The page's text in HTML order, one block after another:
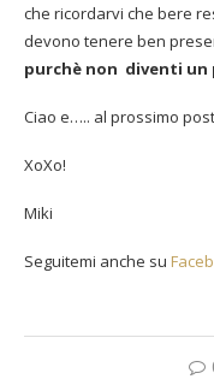
che ricordarvi che bere
devono tenere ben
purchè non diventi un
Ciao e….. al prossimo
XoXo!
Miki
Seguitemi anche su